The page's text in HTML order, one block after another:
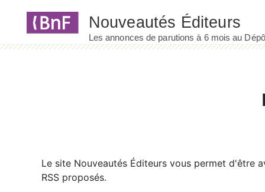
Le site Nouveautés Éditeurs vous permet d'être
RSS proposés.